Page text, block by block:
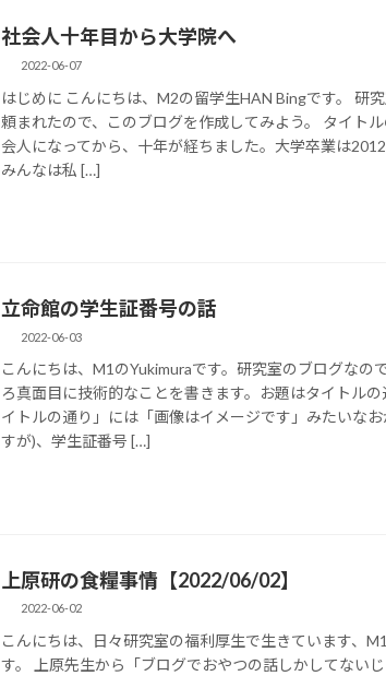
社会人十年目から大学院へ
2022-06-07
はじめに こんにちは、M2の留学生HAN Bingです。 研
頼まれたので、このブログを作成してみよう。 タイト
会人になってから、十年が経ちました。大学卒業は2012
みんなは私 […]
立命館の学生証番号の話
2022-06-03
こんにちは、M1のYukimuraです。研究室のブログなの
ろ真面目に技術的なことを書きます。お題はタイトルの
イトルの通り」には「画像はイメージです」みたいな
すが)、学生証番号 […]
上原研の食糧事情【2022/06/02】
2022-06-02
こんにちは、日々研究室の福利厚生で生きています、
す。 上原先生から「ブログでおやつの話しかしてない